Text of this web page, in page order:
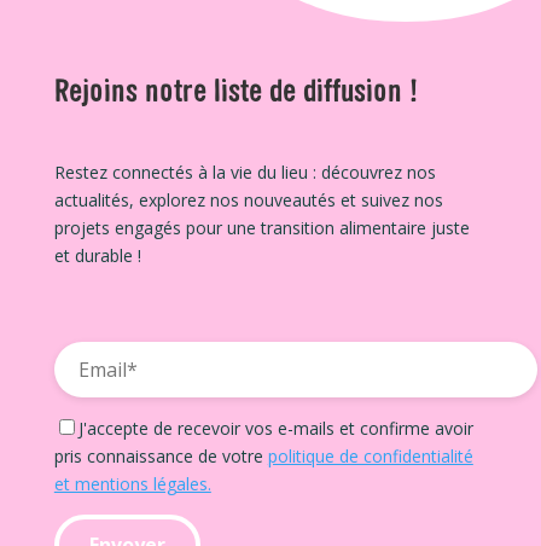
Rejoins notre liste de diffusion !
Restez connectés à la vie du lieu : découvrez nos
actualités, explorez nos nouveautés et suivez nos
projets engagés pour une transition alimentaire juste
et durable !
J'accepte de recevoir vos e-mails et confirme avoir
pris connaissance de votre politique de confidentialité
et mentions légales.